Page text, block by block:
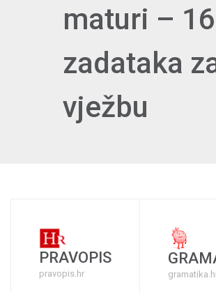
maturi –
zadataka
vježbu
PRAVOPIS
pravopis.hr